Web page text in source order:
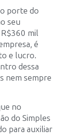
porte do
seu
mil
é
e lucro.
dessa
nem sempre
no
do Simples
para auxiliar